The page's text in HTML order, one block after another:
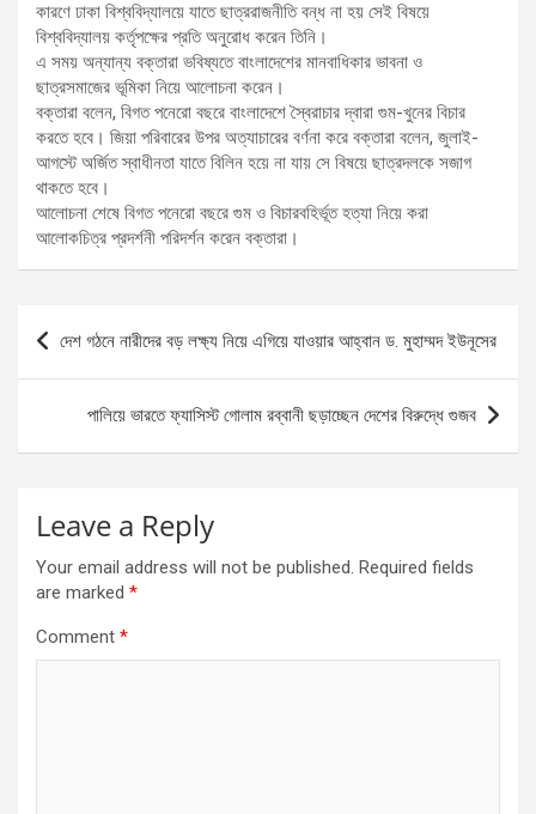
কারণে ঢাকা বিশ্ববিদ্যালয়ে যাতে ছাত্ররাজনীতি বন্ধ না হয় সেই বিষয়ে
বিশ্ববিদ্যালয় কর্তৃপক্ষের প্রতি অনুরোধ করেন তিনি।
এ সময় অন্যান্য বক্তারা ভবিষ্যতে বাংলাদেশের মানবাধিকার ভাবনা ও
ছাত্রসমাজের ভূমিকা নিয়ে আলোচনা করেন।
বক্তারা বলেন, বিগত পনেরো বছরে বাংলাদেশে স্বৈরাচার দ্বারা গুম-খুনের বিচার
করতে হবে। জিয়া পরিবারের উপর অত্যাচারের বর্ণনা করে বক্তারা বলেন, জুলাই-
আগস্টে অর্জিত স্বাধীনতা যাতে বিলিন হয়ে না যায় সে বিষয়ে ছাত্রদলকে সজাগ
থাকতে হবে।
আলোচনা শেষে বিগত পনেরো বছরে গুম ও বিচারবহির্ভূত হত্যা নিয়ে করা
আলোকচিত্র প্রদর্শনী পরিদর্শন করেন বক্তারা।
Post
navigation
দেশ গঠনে নারীদের বড় লক্ষ্য নিয়ে এগিয়ে যাওয়ার আহ্বান ড. মুহাম্মদ ইউনূসের
পালিয়ে ভারতে ফ্যাসিস্ট গোলাম রব্বানী ছড়াচ্ছেন দেশের বিরুদ্ধে গুজব
Leave a Reply
Your email address will not be published. Required fields
are marked *
Comment *